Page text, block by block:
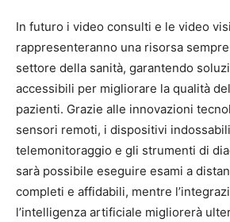
In futuro i video consulti e le video
rappresenteranno una risorsa
settore della sanità, garantendo
accessibili per migliorare la qualità
pazienti. Grazie alle innovazioni
sensori remoti, i dispositivi
telemonitoraggio e gli strumenti di
sarà possibile eseguire esami a
completi e affidabili, mentre
l’intelligenza artificiale migliorerà